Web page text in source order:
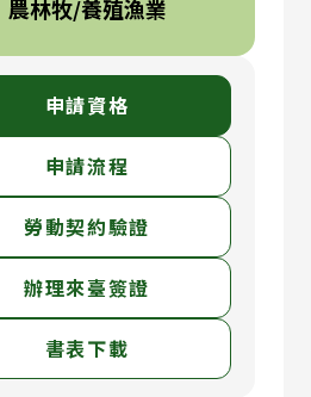
農林牧/養殖漁業
申請資格
申請流程
勞動契約驗證
辦理來臺簽證
書表下載